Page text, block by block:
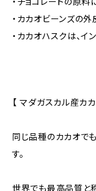
・カカオビーンズの
・カカオハスクは、
【 マダガスカル産カ
同じ品種のカカオで
す。
世界でも最高品質と